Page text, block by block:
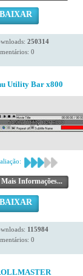
BAIXAR
250314
0
Utility Bar x800
Mais Informações...
BAIXAR
115984
0